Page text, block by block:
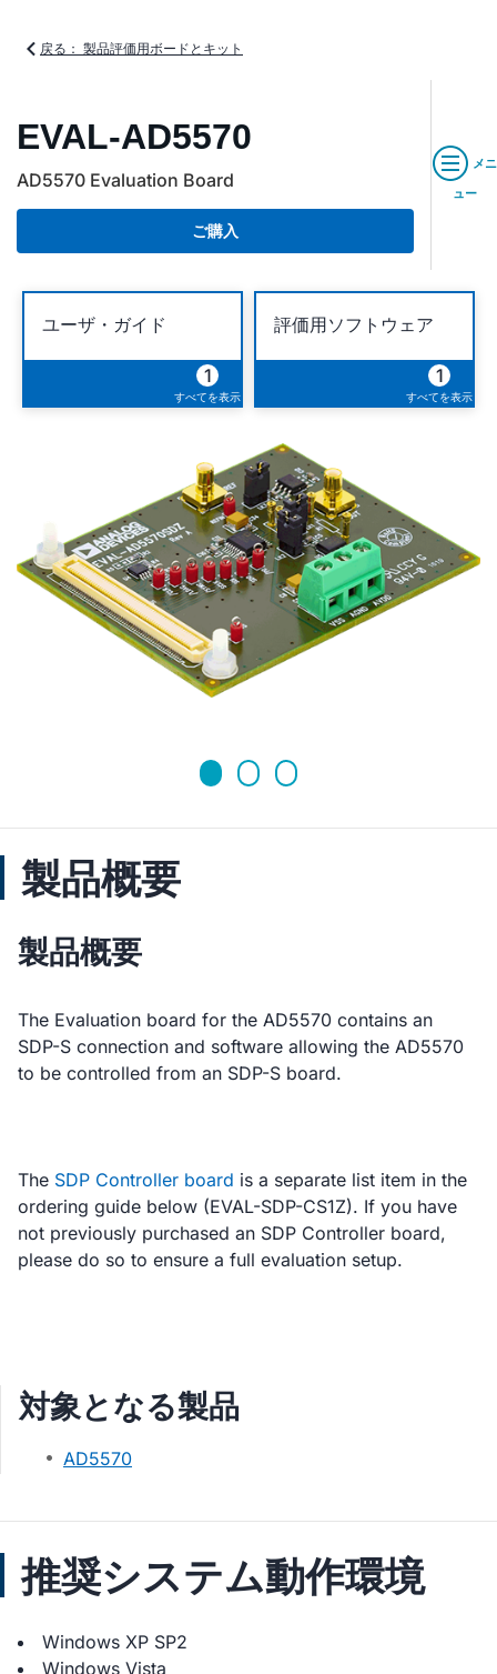
戻る： 製品評価用ボードとキット
EVAL-AD5570
AD5570 Evaluation Board
ご購入
メニ
ュー
ユーザ・ガイド
1
すべてを表示
評価用ソフトウェア
1
すべてを表示
製品概要
製品概要
The Evaluation board for the AD5570 contains an
SDP-S connection and software allowing the AD5570
to be controlled from an SDP-S board.
The SDP Controller board is a separate list item in the
ordering guide below (EVAL-SDP-CS1Z). If you have
not previously purchased an SDP Controller board,
please do so to ensure a full evaluation setup.
対象となる製品
AD5570
推奨システム動作環境
Windows XP SP2
Windows Vista